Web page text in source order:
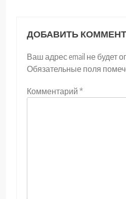
ДОБАВИТЬ
Ваш адрес email не будет
Обязательные поля
Комментарий *